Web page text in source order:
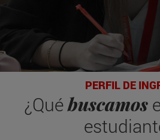
PERFIL DE
¿Québuscamos